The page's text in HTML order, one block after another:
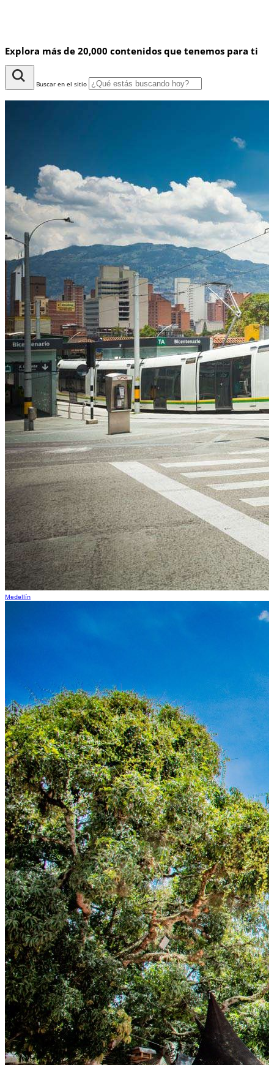
Explora más de 20,000 contenidos que tenemos para ti
Buscar en el sitio
Medellín